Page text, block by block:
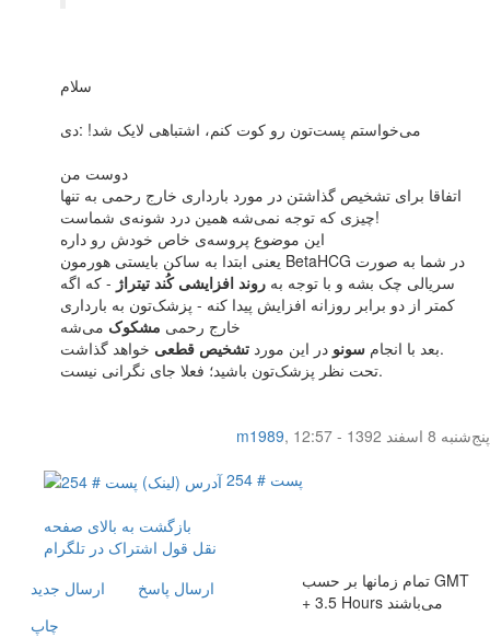
سلام
می‌خواستم پست‌تون رو کوت کنم، اشتباهی لایک شد! :دی
دوست من
اتفاقا برای تشخیص گذاشتن در مورد بارداری خارج رحمی به تنها
چیزی که توجه نمی‌شه همین درد شونه‌ی شماست!
این موضوع پروسه‌ی خاص خودش رو داره
یعنی ابتدا به ساکن بایستی هورمون BetaHCG در شما به صورت
سریالی چک بشه و با توجه به روند افزایشی کُند تیتراژ - که اگه
کمتر از دو برابر روزانه افزایش پیدا کنه - پزشک‌تون به بارداری
خارج رحمی مشکوک می‌شه
بعد با انجام سونو در این مورد تشخیص قطعی
خواهد گذاشت.
تحت نظر پزشک‌تون باشید؛ فعلا جای نگرانی نیست.
m1989,
پنج‌شنبه 8 اسفند 1392 - 12:57
پست # 254
بازگشت به بالای صفحه
نقل قول اشتراک در تلگرام
ارسال جديد
ارسال پاسخ
چاپ
تمام زمانها بر حسب GMT
+ 3.5 Hours می‌باشند